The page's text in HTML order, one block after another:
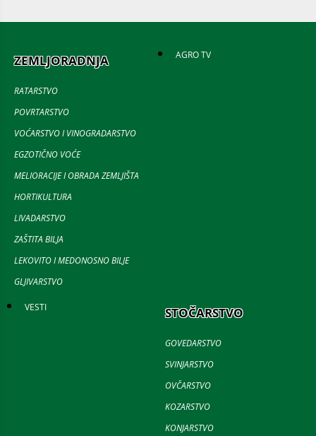
ZEMLJORADNJA
RATARSTVO
POVRTARSTVO
VOĆARSTVO I VINOGRADARSTVO
EGZOTIČNO VOĆE
MELIORACIJE I OBRADA ZEMLJIŠTA
HORTIKULTURA
LIVADARSTVO
ZAŠTITA BILJA
LEKOVITO I MEDONOSNO BILJE
GLJIVARSTVO
AGRO TV
VESTI STOČARSTVO
GOVEDARSTVO
SVINJARSTVO
OVČARSTVO
KOZARSTVO
KONJARSTVO